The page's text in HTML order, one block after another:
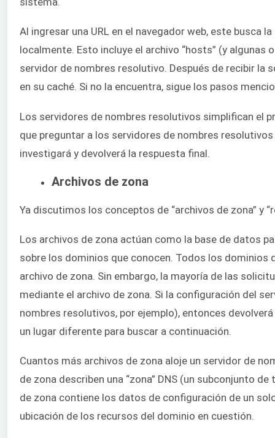
Al ingresar una URL en el navegador web, este busca
localmente. Esto incluye el archivo “hosts” (y
servidor de nombres resolutivo. Después de recibir la
en su caché. Si no la encuentra, sigue los pasos
Los servidores de nombres resolutivos simplifican el
que preguntar a los servidores de nombres
investigará y devolverá la respuesta final.
Archivos de zona
Ya discutimos los conceptos de “archivos de zona” y
Los archivos de zona actúan como la base de datos
sobre los dominios que conocen. Todos los dominios
archivo de zona. Sin embargo, la mayoría de las
mediante el archivo de zona. Si la configuración del
nombres resolutivos, por ejemplo), entonces
un lugar diferente para buscar a continuación.
Cuantos más archivos de zona aloje un servidor de
de zona describen una “zona” DNS (un subconjunto
de zona contiene los datos de configuración de un
ubicación de los recursos del dominio en cuestión.